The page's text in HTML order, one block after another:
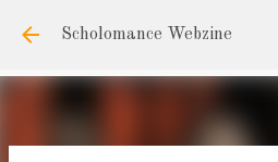
Accéder au
Scholomance Webzine